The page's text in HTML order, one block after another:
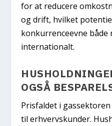
for at reducere
og drift, hvilket
konkurrenceevne både
internationalt.
OGSÅ
Prisfaldet i
til erhvervskunder.